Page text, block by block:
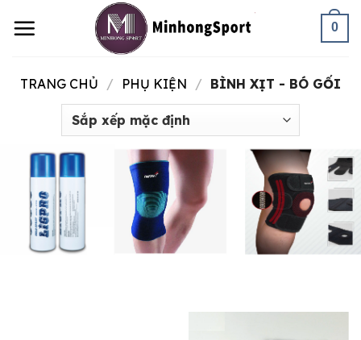
0
TRANG CHỦ / PHỤ KIỆN / BÌNH XỊT - BÓ GỐI